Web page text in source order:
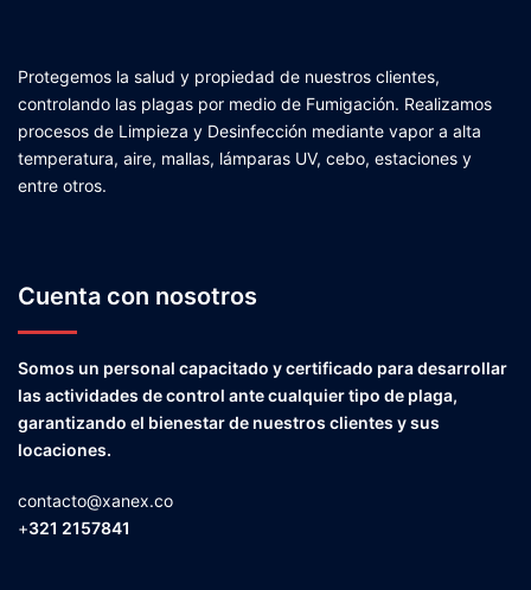
Protegemos la salud y propiedad de nuestros clientes,
controlando las plagas por medio de Fumigación. Realizamos
procesos de Limpieza y Desinfección mediante vapor a alta
temperatura, aire, mallas, lámparas UV, cebo, estaciones y
entre otros.
Cuenta con nosotros
Somos un personal capacitado y certificado para desarrollar
las actividades de control ante cualquier tipo de plaga,
garantizando el bienestar de nuestros clientes y sus
locaciones.
contacto@xanex.co
+321 2157841